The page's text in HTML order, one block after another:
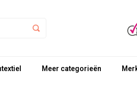
Meer categorieën